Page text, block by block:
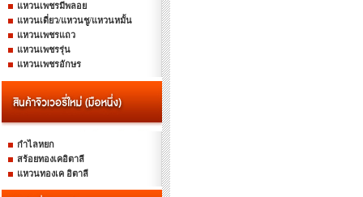
แหวนเพชรมีพลอย
แหวนเดี่ยว/แหวนชู/แหวนหมั้น
แหวนเพชรแถว
แหวนเพชรรุ่น
แหวนเพชรอักษร
กำไลหยก
สร้อยทองเคอิตาลี
แหวนทองเค อิตาลี